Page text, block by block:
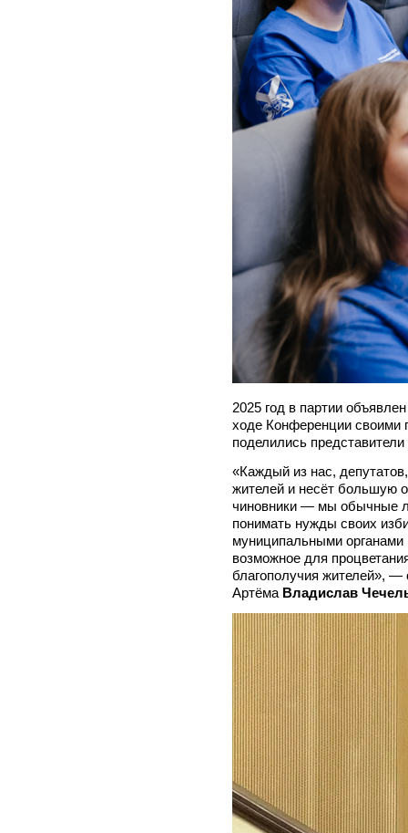
2025 год в партии
ходе Конференции своими
поделились
«Каждый из нас,
жителей и несёт большую
чиновники — мы обычные
понимать нужды своих
муниципальными органами
возможное для
благополучия жителей», —
Артёма Владислав